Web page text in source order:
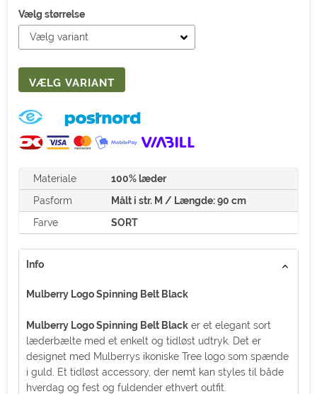
Vælg størrelse
Materiale
100% læder
Pasform
Målt i str. M / Længde: 90 cm
Farve
SORT
Info
Mulberry Logo Spinning Belt Black
Mulberry Logo Spinning Belt Black er et elegant sort
læderbælte med et enkelt og tidløst udtryk. Det er
designet med Mulberrys ikoniske Tree logo som spænde
i guld. Et tidløst accessory, der nemt kan styles til både
hverdag og fest og fuldender ethvert outfit.